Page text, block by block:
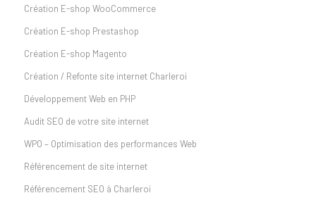
Création E-shop WooCommerce
Création E-shop Prestashop
Création E-shop Magento
Création / Refonte site internet Charleroi
Développement Web en PHP
Audit SEO de votre site internet
WPO – Optimisation des performances Web
Référencement de site internet
Référencement SEO à Charleroi